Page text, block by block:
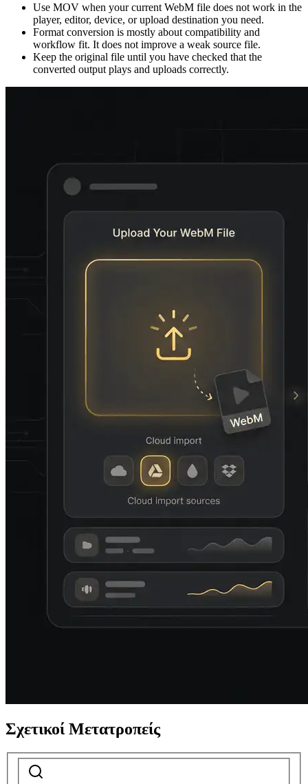
Use MOV when your current WebM file does not work in the
player, editor, device, or upload destination you need.
Format conversion is mostly about compatibility and
workflow fit. It does not improve a weak source file.
Keep the original file until you have checked that the
converted output plays and uploads correctly.
Σχετικοί Μετατροπείς